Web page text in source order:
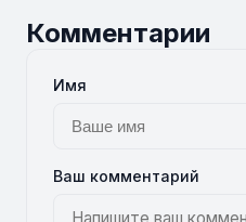
Комментарии
Имя
Ваш комментарий